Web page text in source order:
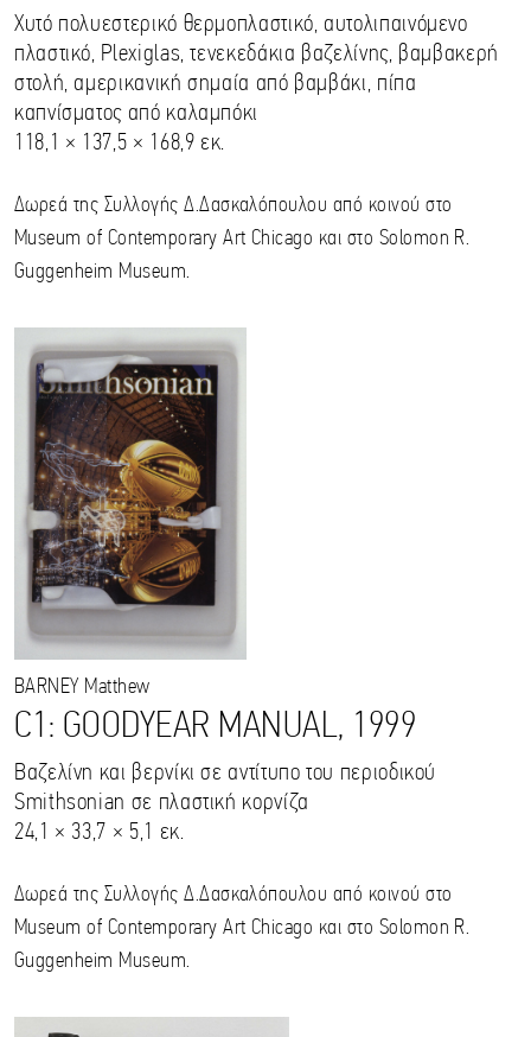
Χυτό πολυεστερικό θερμοπλαστικό, αυτολιπαινόμενο
πλαστικό, Plexiglas, τενεκεδάκια βαζελίνης, βαμβακερή
στολή, αμερικανική σημαία από βαμβάκι, πίπα
καπνίσματος από καλαμπόκι
118,1 × 137,5 × 168,9 εκ.
Δωρεά της Συλλογής Δ.Δασκαλόπουλου από κοινού στο
Museum of Contemporary Art Chicago και στο Solomon R.
Guggenheim Museum.
BARNEY Matthew
C1: GOODYEAR MANUAL, 1999
Βαζελίνη και βερνίκι σε αντίτυπο του περιοδικού
Smithsonian σε πλαστική κορνίζα
24,1 × 33,7 × 5,1 εκ.
Δωρεά της Συλλογής Δ.Δασκαλόπουλου από κοινού στο
Museum of Contemporary Art Chicago και στο Solomon R.
Guggenheim Museum.